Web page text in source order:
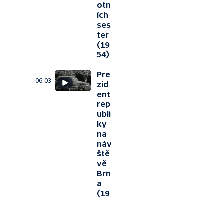
otn
ích
ses
ter
(19
54)
06:03
Pre
zid
ent
rep
ubli
ky
na
náv
ště
vě
Brn
a
(19